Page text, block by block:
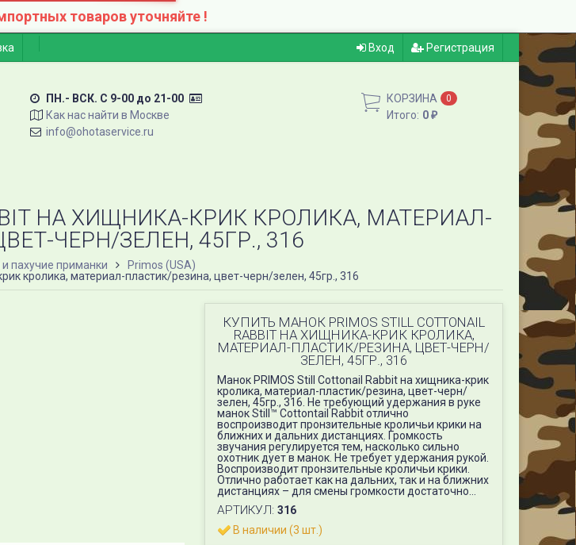
товаров уточняйте !
Вход Регистрация
ПН.- ВСК. C 9-00 до 21-00
Как нас найти в Москве
info@ohotaservice.ru
КОРЗИНА 0
Итого: 0 ₽
НА ХИЩНИКА-КРИК КРОЛИКА, МАТЕРИАЛ-
ЧЕРН/ЗЕЛЕН, 45ГР., 316
пахучие приманки
Primos (USA)
кролика, материал-пластик/резина, цвет-черн/зелен, 45гр., 316
КУПИТЬ МАНОК PRIMOS STILL COTTONAIL
RABBIT НА ХИЩНИКА-КРИК КРОЛИКА,
МАТЕРИАЛ-ПЛАСТИК/РЕЗИНА, ЦВЕТ-ЧЕРН/
ЗЕЛЕН, 45ГР., 316
Манок PRIMOS Still Cottonail Rabbit на хищника-крик
кролика, материал-пластик/резина, цвет-черн/
зелен, 45гр., 316. Не требующий удержания в руке
манок Still™ Cottontail Rabbit отлично
воспроизводит пронзительные кроличьи крики на
ближних и дальних дистанциях. Громкость
звучания регулируется тем, насколько сильно
охотник дует в манок. Не требует удержания рукой.
Воспроизводит пронзительные кроличьи крики.
Отлично работает как на дальних, так и на ближних
дистанциях – для смены громкости достаточно...
АРТИКУЛ:316
В наличии (3 шт.)